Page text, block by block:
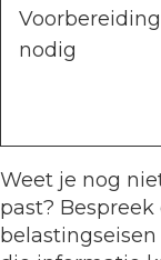
Voorbereiding
nodig
Weet je nog
past?